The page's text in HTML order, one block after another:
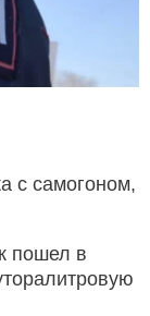
с самогоном,
пошел в